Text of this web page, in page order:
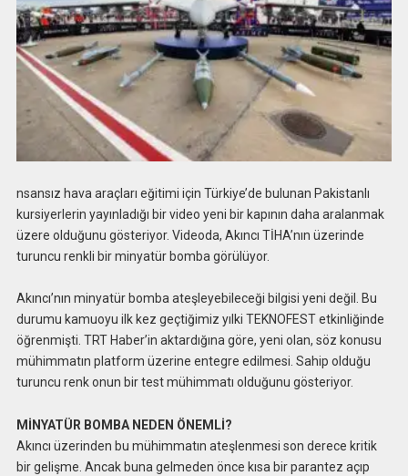
nsansız hava araçları eğitimi için Türkiye’de bulunan Pakistanlı
kursiyerlerin yayınladığı bir video yeni bir kapının daha aralanmak
üzere olduğunu gösteriyor. Videoda, Akıncı TİHA’nın üzerinde
turuncu renkli bir minyatür bomba görülüyor.
Akıncı’nın minyatür bomba ateşleyebileceği bilgisi yeni değil. Bu
durumu kamuoyu ilk kez geçtiğimiz yılki TEKNOFEST etkinliğinde
öğrenmişti. TRT Haber’in aktardığına göre, yeni olan, söz konusu
mühimmatın platform üzerine entegre edilmesi. Sahip olduğu
turuncu renk onun bir test mühimmatı olduğunu gösteriyor.
MİNYATÜR BOMBA NEDEN ÖNEMLİ?
Akıncı üzerinden bu mühimmatın ateşlenmesi son derece kritik
bir gelişme. Ancak buna gelmeden önce kısa bir parantez açıp